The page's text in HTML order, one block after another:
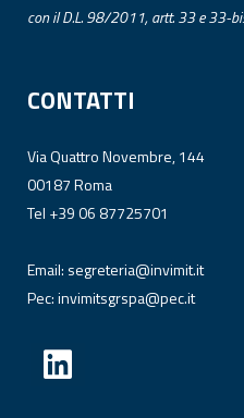
con il D.L. 98/2011, artt. 33 e 33-
CONTATTI
Via Quattro Novembre, 144
00187 Roma
Tel +39 06 87725701
Email: segreteria@invimit.it
Pec:invimitsgrspa@pec.it